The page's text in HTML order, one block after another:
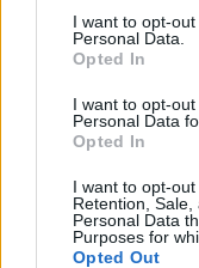
consent section.
I want to opt-
Personal Data.
Opted In
I want to opt-
Personal Data
Opted In
I want to opt-out
Retention,
Personal Data
Purposes for
Opted Out